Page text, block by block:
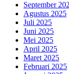
September
Agustus 2025
Juli 2025
Juni 2025
Mei 2025
April 2025
Maret 2025
Februari 2025